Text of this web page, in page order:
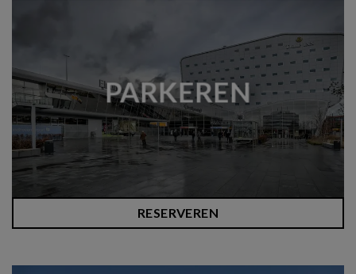
PARKEREN
RESERVEREN